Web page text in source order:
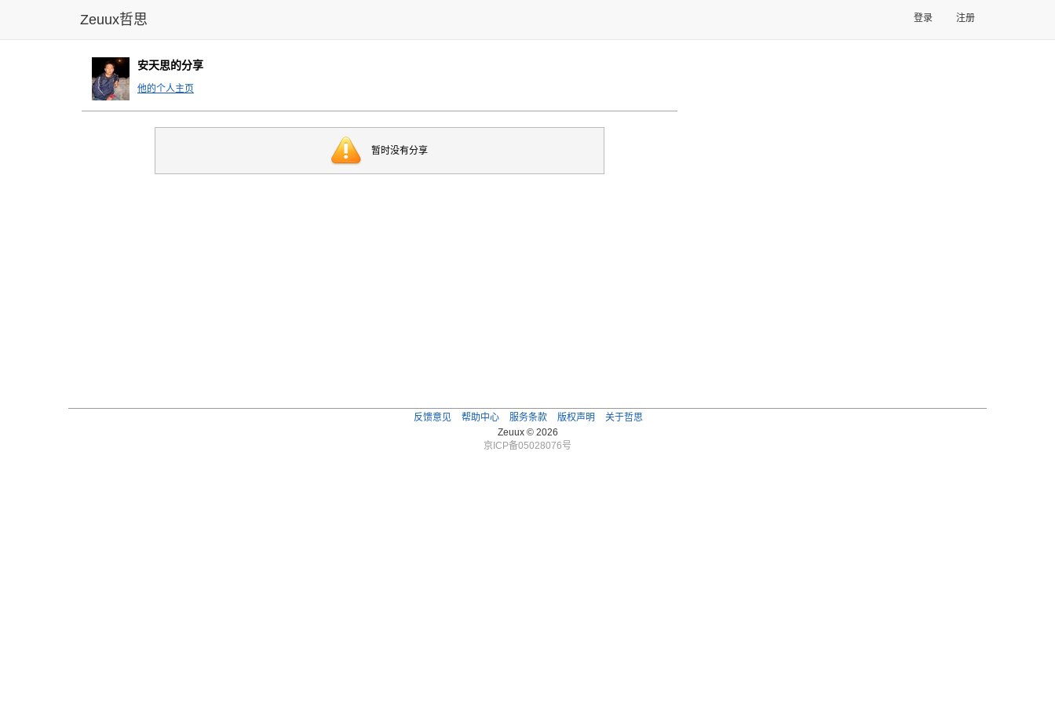
Zeuux哲思 登录 注册
安天思的分享
他的个人主页
暂时没有分享
反馈意见 帮助中心 服务条款 版权声明
关于哲思
Zeuux © 2026
京ICP备05028076号